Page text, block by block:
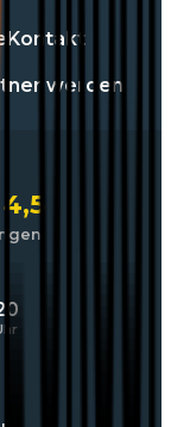
Kontakt
werden
4,5